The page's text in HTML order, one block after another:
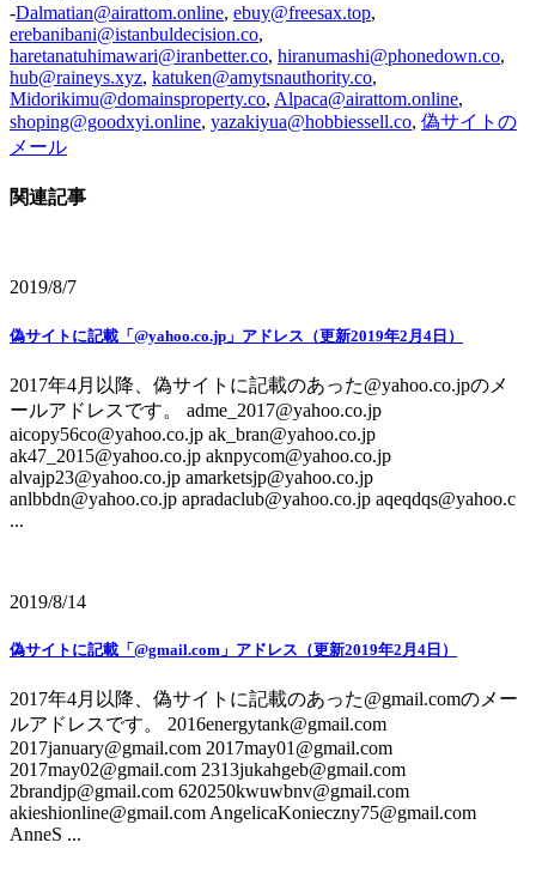
-Dalmatian@airattom.online, ebuy@freesax.top,
erebanibani@istanbuldecision.co,
haretanatuhimawari@iranbetter.co, hiranumashi@phonedown.co,
hub@raineys.xyz, katuken@amytsnauthority.co,
Midorikimu@domainsproperty.co, Alpaca@airattom.online,
shoping@goodxyi.online, yazakiyua@hobbiessell.co, 偽サイトの
メール
関連記事
2019/8/7
偽サイトに記載「@yahoo.co.jp」アドレス（更新2019年2月4日）
2017年4月以降、偽サイトに記載のあった@yahoo.co.jpのメ
ールアドレスです。 adme_2017@yahoo.co.jp
aicopy56co@yahoo.co.jp ak_bran@yahoo.co.jp
ak47_2015@yahoo.co.jp aknpycom@yahoo.co.jp
alvajp23@yahoo.co.jp amarketsjp@yahoo.co.jp
anlbbdn@yahoo.co.jp apradaclub@yahoo.co.jp aqeqdqs@yahoo.c
...
2019/8/14
偽サイトに記載「@gmail.com」アドレス（更新2019年2月4日）
2017年4月以降、偽サイトに記載のあった@gmail.comのメー
ルアドレスです。 2016energytank@gmail.com
2017january@gmail.com 2017may01@gmail.com
2017may02@gmail.com 2313jukahgeb@gmail.com
2brandjp@gmail.com 620250kwuwbnv@gmail.com
akieshionline@gmail.com AngelicaKonieczny75@gmail.com
AnneS ...